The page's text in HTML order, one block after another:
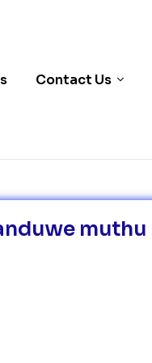
Contact Us
muthu